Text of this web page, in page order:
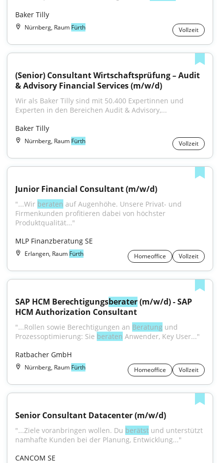
Baker Tilly
Nürnberg, Raum Fürth Vollzeit
(Senior) Consultant Wirtschaftsprüfung – Audit
& Advisory Financial Services (m/w/d)
Wir als Baker Tilly sind mit 50.400 Expertinnen und
Experten in den Bereichen Audit & Advisory,...
Baker Tilly
Nürnberg, Raum Fürth Vollzeit
Junior Financial Consultant (m/w/d)
"...Wir beraten auf Augenhöhe. Unsere Privat- und
Firmenkunden profitieren dabei von höchster
Produktqualität..."
MLP Finanzberatung SE
Erlangen, Raum Fürth Homeoffice Vollzeit
SAP HCM Berechtigungsberater (m/w/d) - SAP
HCM Authorization Consultant
"...Rollen sowie Berechtigungen an Beratung und
Prozessoptimierung: Sie beraten Anwender, Key User..."
Ratbacher GmbH
Nürnberg, Raum Fürth Homeoffice Vollzeit
Senior Consultant Datacenter (m/w/d)
"...Ziele voranbringen wollen. Du berätst und unterstützt
namhafte Kunden bei der Planung, Entwicklung..."
CANCOM SE